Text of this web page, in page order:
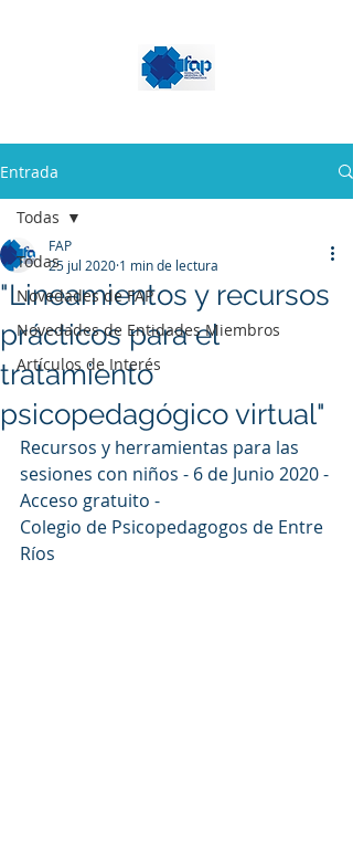
Entrada
Todas
Novedades de FAP
Novedades de Entidades Miembros
Artículos de Interés
Todas
"Lineamientos y recursos
prácticos para el
tratamiento
psicopedagógico virtual"
FAP
25 jul 2020 1 min de lectura
Recursos y herramientas para las
sesiones con niños - 6 de Junio 2020 -
Acceso gratuito -
Colegio de Psicopedagogos de Entre
Ríos